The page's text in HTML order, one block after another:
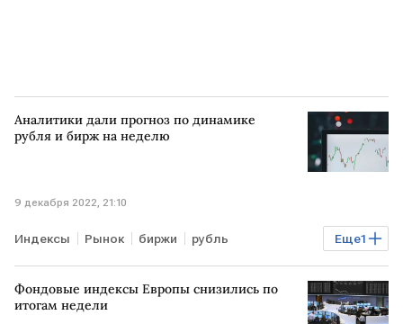
Аналитики дали прогноз по динамике
рубля и бирж на неделю
9 декабря 2022, 21:10
Еще1
Индексы Рынок биржи рубль
Курсы валют
Фондовые индексы Европы снизились по
итогам недели